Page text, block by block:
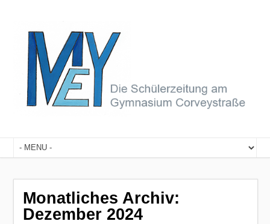
Monatliches Archiv:
Dezember 2024